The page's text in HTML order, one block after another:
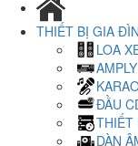
THIẾT BỊ GIA
LOA
ĐẦU
THIẾT
DÀN